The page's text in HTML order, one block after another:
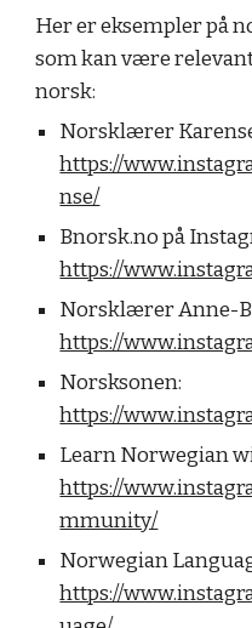
Her er eksempler på
somkan være
norsk:
Norsklærer
https://
nse/
Bnorsk.no på
https://
Norsklærer Anne-
https://
Norsksonen:
https://
Learn Norwegian
https://
mmunity/
Norwegian
https://